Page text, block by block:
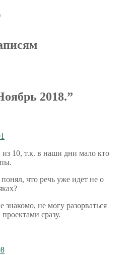
2018.”
из 10, т.к. в наши дни мало кто
что речь уже идет не о
не могу разорваться
сразу.